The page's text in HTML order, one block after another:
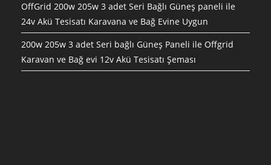
OffGrid 200w 205w 3 adet Seri Bağlı Güneş paneli ile
24v Akü Tesisatı Karavana ve Bağ Evine Uygun
200w 205w 3 adet Seri bağlı Güneş Paneli ile Offgrid
Karavan ve Bağ evi 12v Akü Tesisatı Şeması